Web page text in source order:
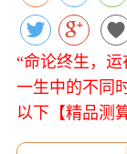
“命论终生，运
一生中的不同
以下【精品测